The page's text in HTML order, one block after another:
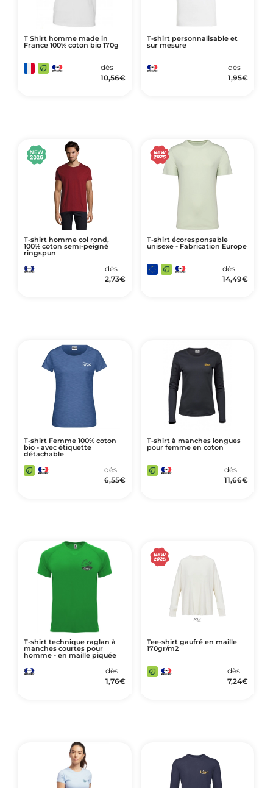
T Shirt homme made in
France 100% coton bio 170g
dès
10,56€
T-shirt personnalisable et
sur mesure
dès
1,95€
T-shirt homme col rond,
100% coton semi-peigné
ringspun
dès
2,73€
T-shirt écoresponsable
unisexe - Fabrication Europe
dès
14,49€
T-shirt Femme 100% coton
bio - avec étiquette
détachable
dès
6,55€
T-shirt à manches longues
pour femme en coton
dès
11,66€
T-shirt technique raglan à
manches courtes pour
homme - en maille piquée
dès
1,76€
Tee-shirt gaufré en maille
170gr/m2
dès
7,24€